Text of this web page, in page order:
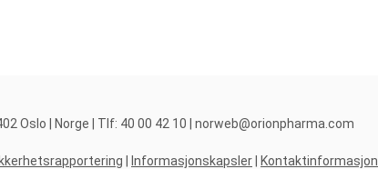
Oslo | Norge | Tlf: 40 00 42 10 | norweb@orionpharma.com
Informasjonskapsler Kontaktinformasjon